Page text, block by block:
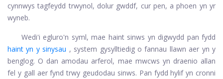
cynnwys tagfeydd trwynol, dolur gwddf, cur pen, a phoen yn yr
wyneb.
Wedi'i egluro'n syml, mae haint sinws yn digwydd pan fydd
haint yn y sinysau , system gysylltiedig o fannau llawn aer yn y
benglog. O dan amodau arferol, mae mwcws yn draenio allan
fel y gall aer fynd trwy geudodau sinws. Pan fydd hylif yn cronni